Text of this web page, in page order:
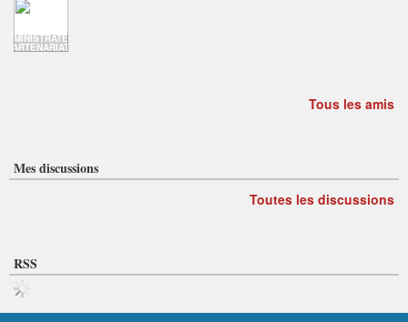
ADMINISTRATEUR
PARTENARIATS
Tous les amis
Mes discussions
Toutes les discussions
RSS